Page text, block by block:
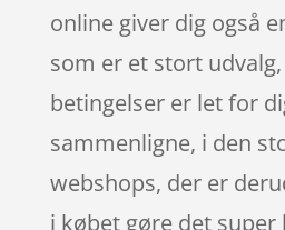
online giver dig også
som er et stort
betingelser er let for
sammenligne, i den
webshops, der er
i købet gøre det